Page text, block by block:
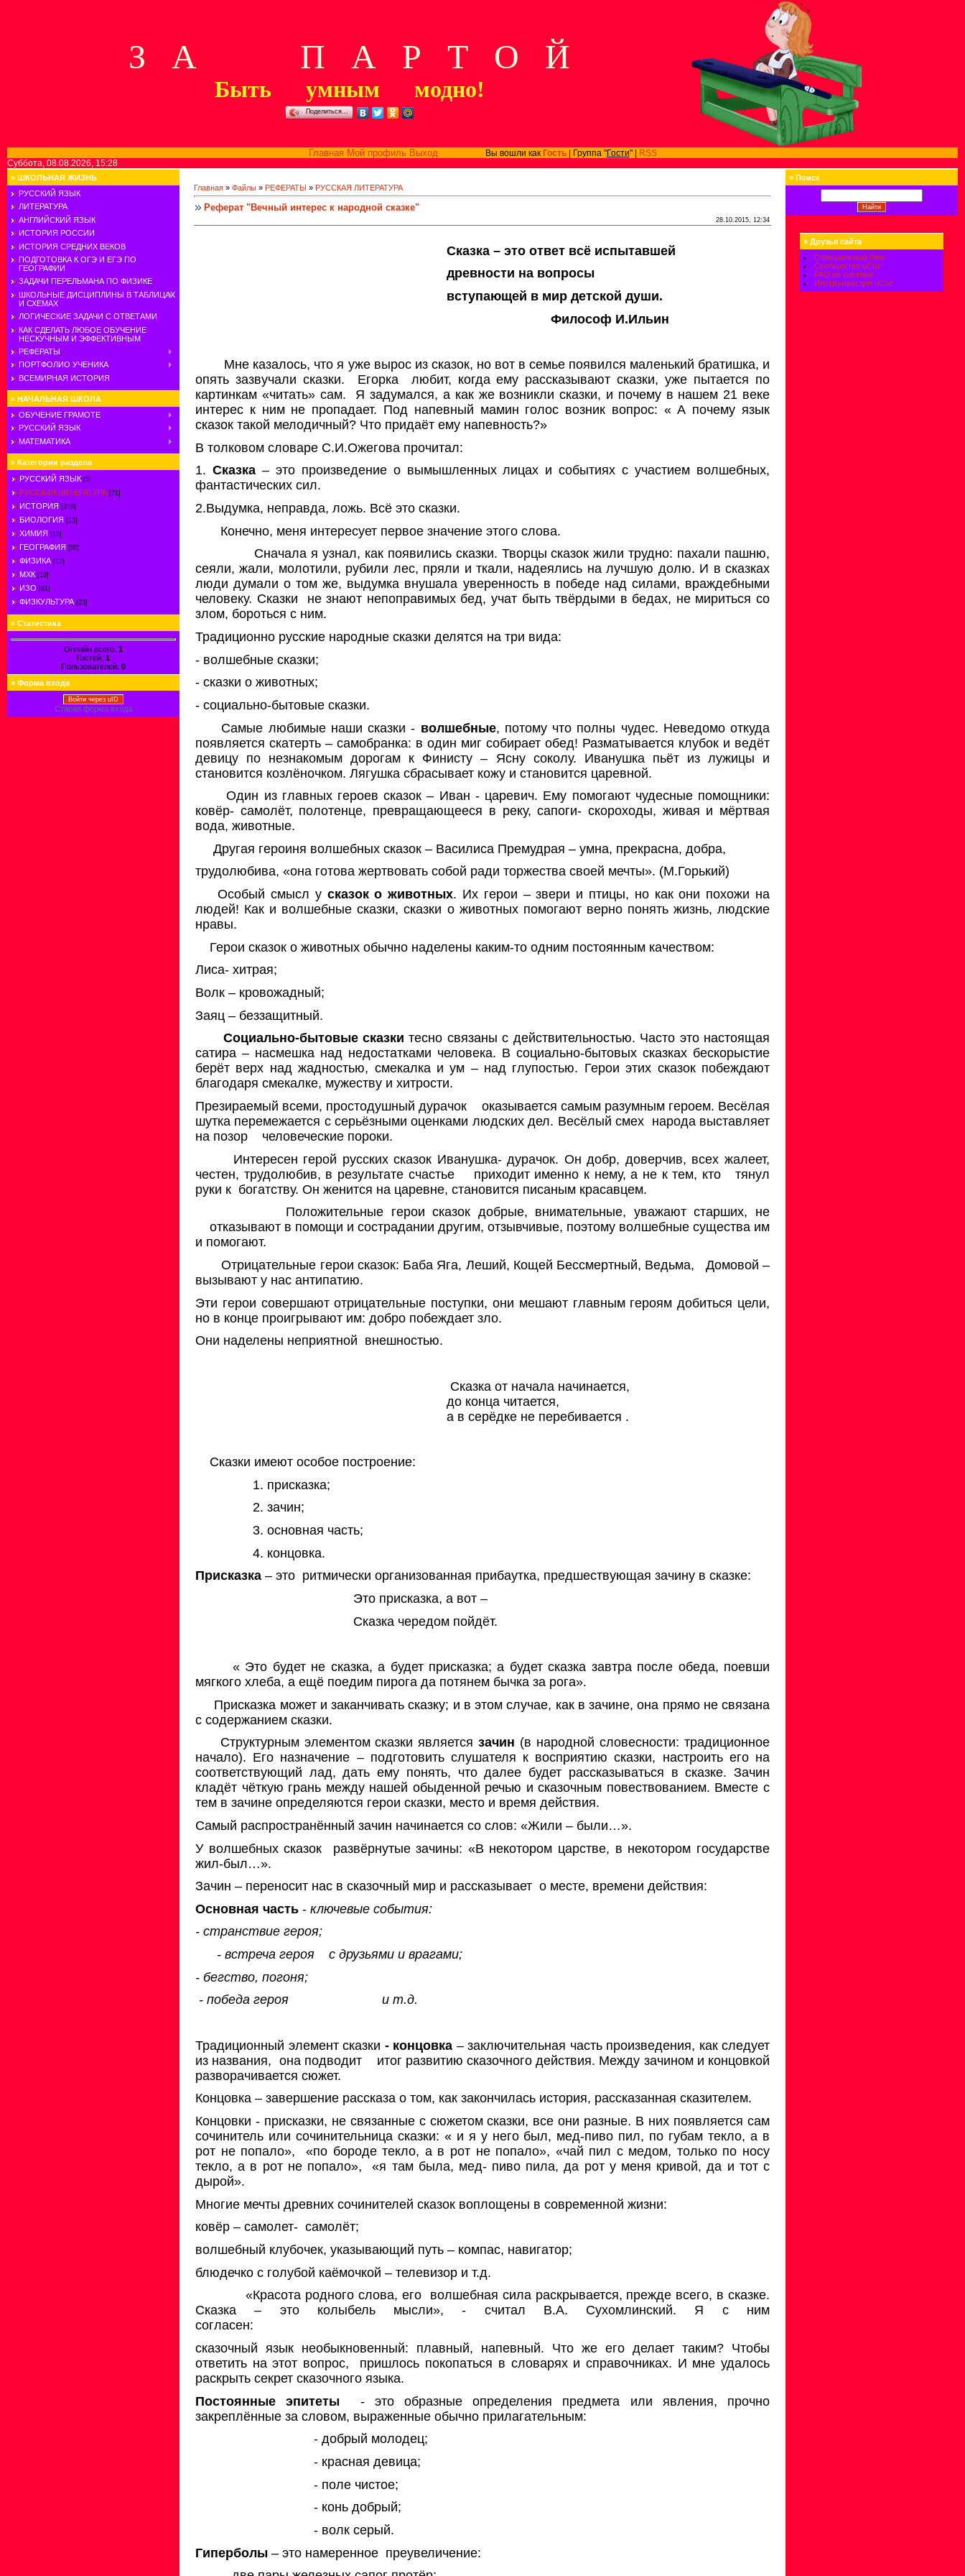
З А П А Р Т О Й
Быть умным модно!
Поделиться…
Главная Мой профиль ВыходВы вошли как Гость| Группа "Гости" |
RSS
Суббота, 08.08.2026, 15:28
» ШКОЛЬНАЯ ЖИЗНЬ
РУССКИЙ ЯЗЫК
ЛИТЕРАТУРА
АНГЛИЙСКИЙ ЯЗЫК
ИСТОРИЯ РОССИИ
ИСТОРИЯ СРЕДНИХ ВЕКОВ
ПОДГОТОВКА К ОГЭ И ЕГЭ ПО
ГЕОГРАФИИ
ЗАДАЧИ ПЕРЕЛЬМАНА ПО ФИЗИКЕ
ШКОЛЬНЫЕ ДИСЦИПЛИНЫ В ТАБЛИЦАХ
И СХЕМАХ
ЛОГИЧЕСКИЕ ЗАДАЧИ С ОТВЕТАМИ
КАК СДЕЛАТЬ ЛЮБОЕ ОБУЧЕНИЕ
НЕСКУЧНЫМ И ЭФФЕКТИВНЫМ
РЕФЕРАТЫ
ПОРТФОЛИО УЧЕНИКА
ВСЕМИРНАЯ ИСТОРИЯ
» НАЧАЛЬНАЯ ШКОЛА
ОБУЧЕНИЕ ГРАМОТЕ
РУССКИЙ ЯЗЫК
МАТЕМАТИКА
» Категории раздела
РУССКИЙ ЯЗЫК [5]
РУССКАЯ ЛИТЕРАТУРА [71]
ИСТОРИЯ [319]
БИОЛОГИЯ [13]
ХИМИЯ [15]
ГЕОГРАФИЯ [50]
ФИЗИКА [12]
МХК [19]
ИЗО [61]
ФИЗКУЛЬТУРА [23]
» Статистика
Онлайн всего: 1
Гостей: 1
Пользователей: 0
» Форма входа
Войти через uID
Старая форма входа
Главная » Файлы » РЕФЕРАТЫ » РУССКАЯ ЛИТЕРАТУРА
Реферат "Вечный интерес к народной сказке"
28.10.2015, 12:34
Сказка – это ответ всё испытавшей
древности на вопросы
вступающей в мир детской души.
Философ И.Ильин
Мне казалось, что я уже вырос из сказок, но вот в семье появился маленький братишка, и
опять зазвучали сказки.
Егорка
любит, когда ему рассказывают сказки, уже пытается по
картинкам «читать» сам.
Я задумался, а как же возникли сказки, и почему в нашем 21 веке
интерес к ним не пропадает. Под напевный мамин голос возник вопрос: « А почему язык
сказок такой мелодичный? Что придаёт ему напевность?»
В толковом словаре С.И.Ожегова прочитал:
1. Сказка– это произведение о вымышленных лицах и событиях с участием волшебных,
фантастических сил.
2.Выдумка, неправда, ложь. Всё это сказки.
Конечно, меня интересует первое значение этого слова.
Сначала я узнал, как появились сказки. Творцы сказок жили трудно: пахали пашню,
сеяли, жали, молотили, рубили лес, пряли и ткали, надеялись на лучшую долю. И в сказках
люди думали о том же, выдумка внушала уверенность в победе над силами, враждебными
человеку. Сказки
не знают непоправимых бед, учат быть твёрдыми в бедах, не мириться со
злом, бороться с ним.
Традиционно русские народные сказки делятся на три вида:
- волшебные сказки;
- сказки о животных;
- социально-бытовые сказки.
Самые любимые наши сказки - волшебные, потому что полны чудес. Неведомо откуда
появляется скатерть – самобранка: в один миг собирает обед! Разматывается клубок и ведёт
девицу по незнакомым дорогам к Финисту – Ясну соколу. Иванушка пьёт из лужицы и
становится козлёночком. Лягушка сбрасывает кожу и становится царевной.
Один из главных героев сказок – Иван - царевич. Ему помогают чудесные помощники:
ковёр- самолёт, полотенце, превращающееся в реку, сапоги- скороходы, живая и мёртвая
вода, животные.
Другая героиня волшебных сказок – Василиса Премудрая – умна, прекрасна, добра,
трудолюбива, «она готова жертвовать собой ради торжества своей мечты». (М.Горький)
Особый смысл у сказок о животных. Их герои – звери и птицы, но как они похожи на
людей! Как и волшебные сказки, сказки о животных помогают верно понять жизнь, людские
нравы.
Герои сказок о животных обычно наделены каким-то одним постоянным качеством:
Лиса- хитрая;
Волк – кровожадный;
Заяц – беззащитный.
Социально-бытовые сказки тесно связаны с действительностью. Часто это настоящая
сатира – насмешка над недостатками человека. В социально-бытовых сказках бескорыстие
берёт верх над жадностью, смекалка и ум – над глупостью. Герои этих сказок побеждают
благодаря смекалке, мужеству и хитрости.
Презираемый всеми, простодушный дурачок
оказывается самым разумным героем. Весёлая
шутка перемежается с серьёзными оценками людских дел. Весёлый смех
народа выставляет
на позор
человеческие пороки.
Интересен герой русских сказок Иванушка- дурачок. Он добр, доверчив, всех жалеет,
честен, трудолюбив, в результате счастье
приходит именно к нему, а не к тем, кто
тянул
руки к богатству. Он женится на царевне, становится писаным красавцем.
Положительные герои сказок добрые, внимательные, уважают старших, не
отказывают в помощи и сострадании другим, отзывчивые, поэтому волшебные существа им
и помогают.
Отрицательные герои сказок: Баба Яга, Леший, Кощей Бессмертный, Ведьма,
Домовой –
вызывают у нас антипатию.
Эти герои совершают отрицательные поступки, они мешают главным героям добиться цели,
но в конце проигрывают им: добро побеждает зло.
Они наделены неприятной внешностью.
Сказка от начала начинается,
до конца читается,
а в серёдке не перебивается .
Сказки имеют особое построение:
1. присказка;
2. зачин;
3. основная часть;
4. концовка.
Присказка – это ритмически организованная прибаутка, предшествующая зачину в сказке:
Это присказка, а вот –
Сказка чередом пойдёт.
« Это будет не сказка, а будет присказка; а будет сказка завтра после обеда, поевши
мягкого хлеба, а ещё поедим пирога да потянем бычка за рога».
Присказка может и заканчивать сказку; и в этом случае, как в зачине, она прямо не связана
с содержанием сказки.
Структурным элементом сказки являетсязачин (в народной словесности: традиционное
начало). Его назначение – подготовить слушателя к восприятию сказки, настроить его на
соответствующий лад, дать ему понять, что далее будет рассказываться в сказке. Зачин
кладёт чёткую грань между нашей обыденной речью и сказочным повествованием. Вместе с
тем в зачине определяются герои сказки, место и время действия.
Самый распространённый зачин начинается со слов: «Жили – были…».
У волшебных сказок
развёрнутые зачины: «В некотором царстве, в некотором государстве
жил-был…».
Зачин – переносит нас в сказочный мир и рассказывает о месте, времени действия:
Основная часть - ключевые события:
- странствие героя;
- встреча героя
с друзьями и врагами;
- бегство, погоня;
- победа героя
и т.д.
Традиционный элемент сказки - концовка – заключительная часть произведения, как следует
из названия, она подводит
итог развитию сказочного действия. Между зачином и концовкой
разворачивается сюжет.
Концовка – завершение рассказа о том, как закончилась история, рассказанная сказителем.
Концовки - присказки, не связанные с сюжетом сказки, все они разные. В них появляется сам
сочинитель или сочинительница сказки: « и я у него был, мед-пиво пил, по губам текло, а в
рот не попало»,
«по бороде текло, а в рот не попало», «чай пил с медом, только по носу
текло, а в рот не попало»,
«я там была, мед- пиво пила, да рот у меня кривой, да и тот с
дырой».
Многие мечты древних сочинителей сказок воплощены в современной жизни:
ковёр – самолет- самолёт;
волшебный клубочек, указывающий путь – компас, навигатор;
блюдечко с голубой каёмочкой – телевизор и т.д.
«Красота родного слова, его
волшебная сила раскрывается, прежде всего, в сказке.
Сказка – это колыбель мысли», - считал В.А. Сухомлинский. Я с ним
согласен:
сказочный язык необыкновенный: плавный, напевный. Что же его делает таким? Чтобы
ответить на этот вопрос,
пришлось покопаться в словарях и справочниках. И мне удалось
раскрыть секрет сказочного языка.
Постоянные эпитеты
- это образные определения предмета или явления, прочно
закреплённые за словом, выраженные обычно прилагательным:
- добрый молодец;
- красная девица;
- поле чистое;
- конь добрый;
- волк серый.
Гиперболы – это намеренное преувеличение:
» Поиск
» Друзья сайта
Официальный блог
Сообщество uCoz
FAQ по системе
Инструкции для uCoz